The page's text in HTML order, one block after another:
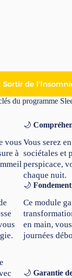
Sortir de
du programme
vous
à
🌙
Vous serez
sociétales et
perspicace,
chaque nuit.
🌙
Ce module
en main,
journées
🌙 Garantie